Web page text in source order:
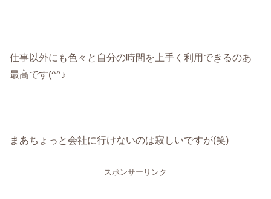
仕事以外にも色々と自分の時間を上手く利用できるのあ
最高です(^^♪
まあちょっと会社に行けないのは寂しいですが(笑)
スポンサーリンク